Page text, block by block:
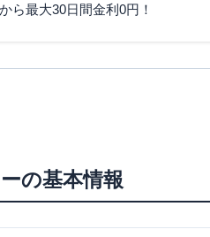
ら最大30日間金利0円！
の基本情報